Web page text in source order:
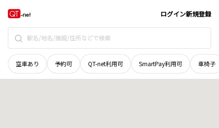
ログイン新規登録
空車あり 予約可 QT-net利用可 SmartPay利用可 車椅子
和歌山県